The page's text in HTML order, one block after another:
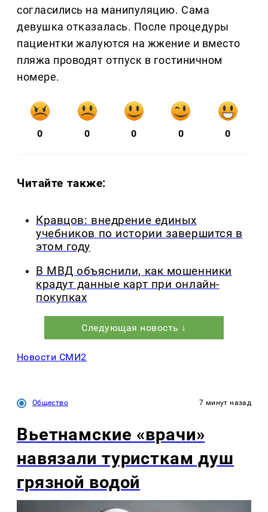
согласились на манипуляцию. Сама
девушка отказалась. После процедуры
пациентки жалуются на жжение и вместо
пляжа проводят отпуск в гостиничном
номере.
0 0 0 0 0
Читайте также:
Кравцов: внедрение единых
учебников по истории завершится в
этом году
В МВД объяснили, как мошенники
крадут данные карт при онлайн-
покупках
Следующая новость ↓
Новости СМИ2
Общество 7 минут назад
Вьетнамские «врачи»
навязали туристкам душ
грязной водой